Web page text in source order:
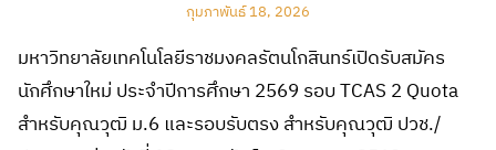
กุมภาพันธ์ 18, 2026
มหาวิทยาลัยเทคโนโลยีราชมงคลรัตนโกสินทร์เปิดรับสมัคร
นักศึกษาใหม่ ประจำปีการศึกษา 2569 รอบ TCAS 2 Quota
สำหรับคุณวุฒิ ม.6 และรอบรับตรง สำหรับคุณวุฒิ ปวช./